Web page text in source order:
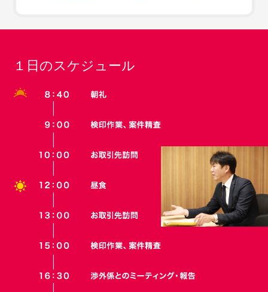
１日のスケジュール